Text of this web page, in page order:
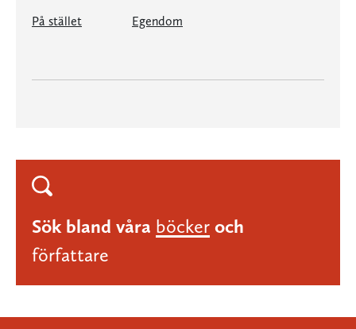
På stället Egendom
Sök bland våra böcker och
författare